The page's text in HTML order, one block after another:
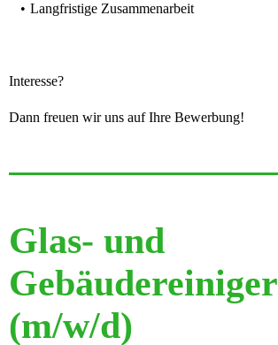
Langfristige Zusammenarbeit
Interesse?
Dann freuen wir uns auf Ihre Bewerbung!
Glas- und
Gebäudereiniger
(m/w/d)